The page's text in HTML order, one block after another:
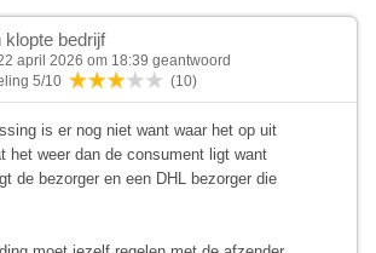
klopte bedrijf
april 2026 om 18:39 geantwoord
5/10
(10)
is er nog niet want waar het op uit
het weer dan de consument ligt want
de bezorger en een DHL bezorger die